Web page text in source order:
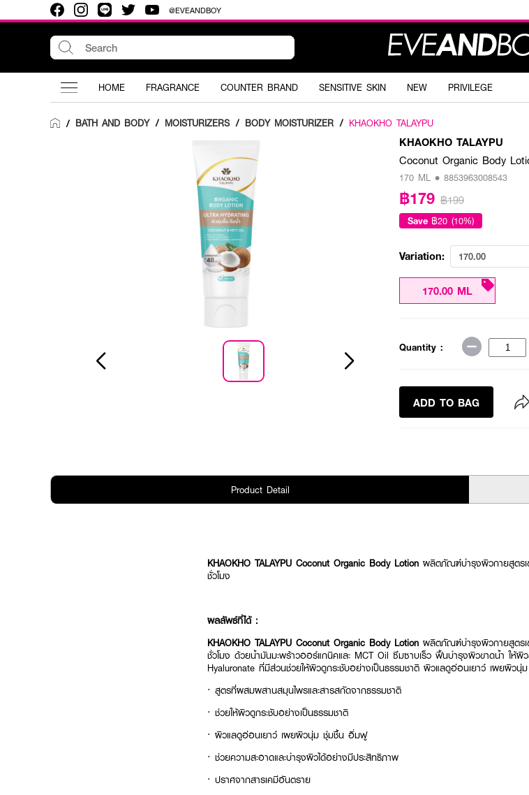
@EVEANDBOY
HOME FRAGRANCE COUNTER BRAND SENSITIVE SKIN NEW PRIVILEGE
/ BATH AND BODY / MOISTURIZERS / BODY MOISTURIZER / KHAOKHO TALAYPU
KHAOKHO TALAYPU
Coconut Organic Body
170 ML • 8853963008543
฿179 ฿199
Save ฿20 (10%)
Variation: 170.00
170.00 ML
Quantity :
ADD TO BAG
Product Detail
KHAOKHO TALAYPU Coconut Organic Body Lotion ผลิตภัณฑ์บำรุงผิวกายสูตร
ชั่วโมง
ผลลัพธ์ที่ได้ :
KHAOKHO TALAYPU Coconut Organic Body Lotion ผลิตภัณฑ์บำรุงผิวกายสูตร
ชั่วโมง ด้วยน้ำมันมะพร้าวออร์แกนิคและ MCT Oil ซึมซาบเร็ว ฟื้นบำรุงผิวขาดน้ำ ให้
Hyaluronate ที่มีส่วนช่วยให้ผิวดูกระชับอย่างเป็นธรรมชาติ ผิวแลดูอ่อนเยาว์ เผยผิว
· สูตรที่ผสมผสานสมุนไพรและสารสกัดจากธรรมชาติ
· ช่วยให้ผิวดูกระชับอย่างเป็นธรรมชาติ
· ผิวแลดูอ่อนเยาว์ เผยผิวนุ่ม ชุ่มชื้น อิ่มฟู
· ช่วยความสะอาดและบำรุงผิวได้อย่างมีประสิทธิภาพ
· ปราศจากสารเคมีอันตราย